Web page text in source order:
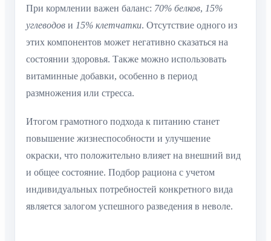
При кормлении важен баланс: 70% белков, 15%
углеводов и 15% клетчатки. Отсутствие одного из
этих компонентов может негативно сказаться на
состоянии здоровья. Также можно использовать
витаминные добавки, особенно в период
размножения или стресса.
Итогом грамотного подхода к питанию станет
повышение жизнеспособности и улучшение
окраски, что положительно влияет на внешний вид
и общее состояние. Подбор рациона с учетом
индивидуальных потребностей конкретного вида
является залогом успешного разведения в неволе.